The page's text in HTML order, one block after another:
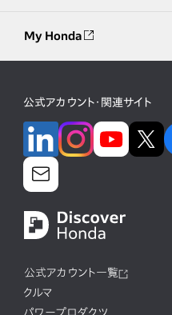
My Honda
公式アカウント・関連サイト
公式アカウント一覧
クルマ